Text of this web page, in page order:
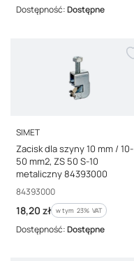
Dostępność:Dostępne
PRODUCENT
SIMET
Zacisk dla szyny 10 mm / 10-
50 mm2, ZS 50 S-10
metaliczny 84393000
Kod producenta
84393000
Cena brutto
18,20 zł w tym %s VAT
w tym 23% VAT
Dostępność:Dostępne